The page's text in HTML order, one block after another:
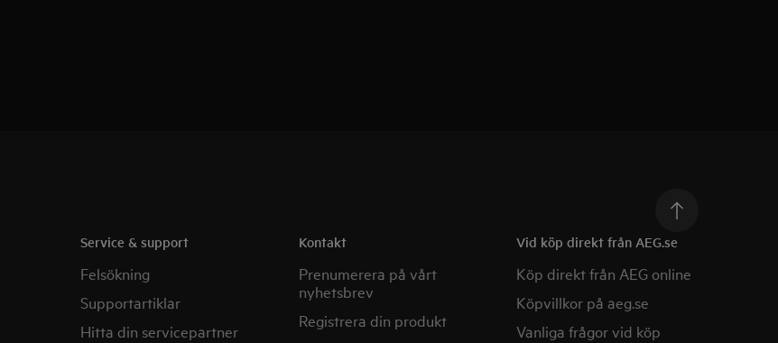
Service & support
Felsökning
Supportartiklar
Hitta din servicepartner
Kontakt
Prenumerera på vårt
nyhetsbrev
Registrera din produkt
Vid köp direkt från AEG.se
Köp direkt från AEG online
Köpvillkor på aeg.se
Vanliga frågor vid köp